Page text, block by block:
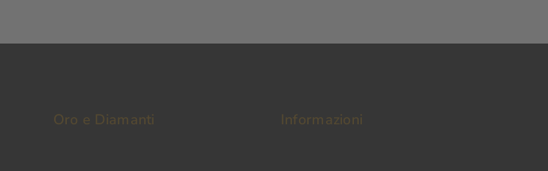
Oro e Diamanti Informazioni